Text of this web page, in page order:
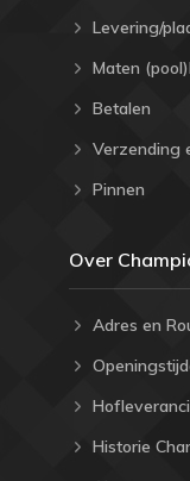
Levering/
Maten
Betalen
Verzending
Pinnen
Over
Adres en
Historie